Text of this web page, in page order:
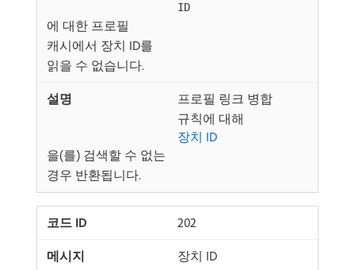
ID
에 대한 프로필
캐시에서 장치 ID를
읽을 수 없습니다.
프로필 링크 병합
규칙에 대해
장치 ID
을(를) 검색할 수 없는
경우 반환됩니다.
202
장치 ID